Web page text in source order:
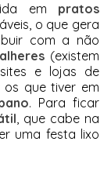
em pratos
o que gera
com a não
(existem
e lojas de
que tiver em
. Para ficar
, que cabe na
uma festa lixo